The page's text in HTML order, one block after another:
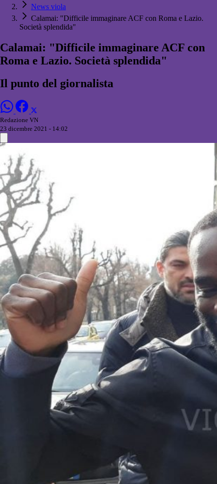
News viola
Calamai: "Difficile immaginare ACF con Roma e Lazio.
Società splendida"
Calamai: "Difficile immaginare ACF con
Roma e Lazio. Società splendida"
Il punto del giornalista
Redazione VN
23 dicembre 2021 - 14:02